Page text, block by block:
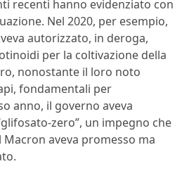
recenti hanno evidenziato con
Nel 2020, per esempio,
autorizzato, in deroga,
per la coltivazione della
nonostante il loro noto
fondamentali per
anno, il governo aveva
zero”, un impegno che
aveva promesso ma